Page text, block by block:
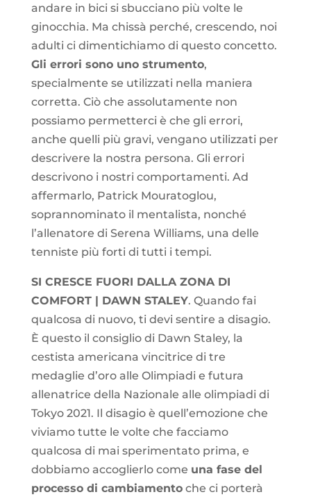
andare in bici si sbucciano più volte le
ginocchia. Ma chissà perché, crescendo, noi
adulti ci dimentichiamo di questo concetto.
Gli errori sono uno strumento,
specialmente se utilizzati nella maniera
corretta. Ciò che assolutamente non
possiamo permetterci è che gli errori,
anche quelli più gravi, vengano utilizzati per
descrivere la nostra persona. Gli errori
descrivono i nostri comportamenti. Ad
affermarlo, Patrick Mouratoglou,
soprannominato il mentalista, nonché
l’allenatore di Serena Williams, una delle
tenniste più forti di tutti i tempi.
SI CRESCE FUORI DALLA ZONA DI
COMFORT | DAWN STALEY. Quando fai
qualcosa di nuovo, ti devi sentire a disagio.
È questo il consiglio di Dawn Staley, la
cestista americana vincitrice di tre
medaglie d’oro alle Olimpiadi e futura
allenatrice della Nazionale alle olimpiadi di
Tokyo 2021. Il disagio è quell’emozione che
viviamo tutte le volte che facciamo
qualcosa di mai sperimentato prima, e
dobbiamo accoglierlo come una fase del
processo di cambiamentoche ci porterà